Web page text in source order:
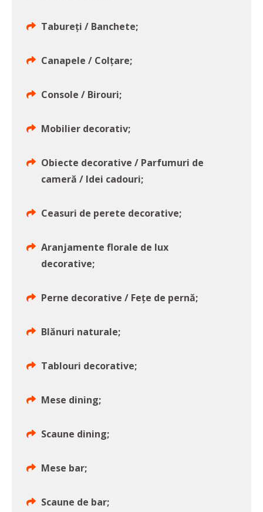
Tabureți / Banchete;
Canapele / Colțare;
Console / Birouri;
Mobilier decorativ;
Obiecte decorative / Parfumuri de
cameră / Idei cadouri;
Ceasuri de perete decorative;
Aranjamente florale de lux
decorative;
Perne decorative / Fețe de pernă;
Blănuri naturale;
Tablouri decorative;
Mese dining;
Scaune dining;
Mese bar;
Scaune de bar;